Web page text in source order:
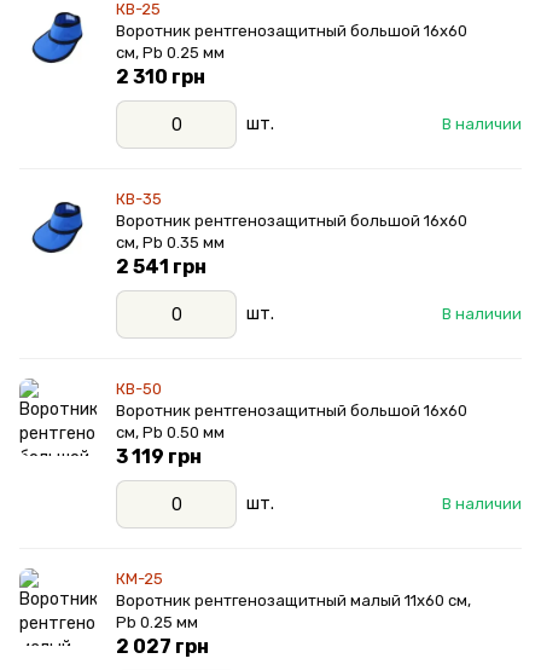
КВ-25
Воротник рентгенозащитный большой 16х60
см, Pb 0.25 мм
В наличии
2 310 грн
шт.
КВ-35
Воротник рентгенозащитный большой 16х60
см, Pb 0.35 мм
В наличии
2 541 грн
шт.
КВ-50
Воротник рентгенозащитный большой 16х60
см, Pb 0.50 мм
В наличии
3 119 грн
шт.
КМ-25
Воротник рентгенозащитный малый 11х60 см,
Pb 0.25 мм
2 027 грн